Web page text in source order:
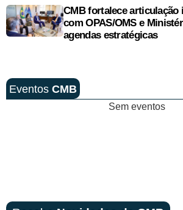
CMB fortalece
com OPAS/OMS e
agendas estratégicas
Eventos CMB
Sem eventos